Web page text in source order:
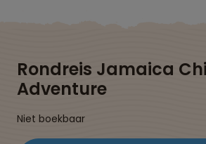
Rondreis Jamaica
Adventure
Niet boekbaar